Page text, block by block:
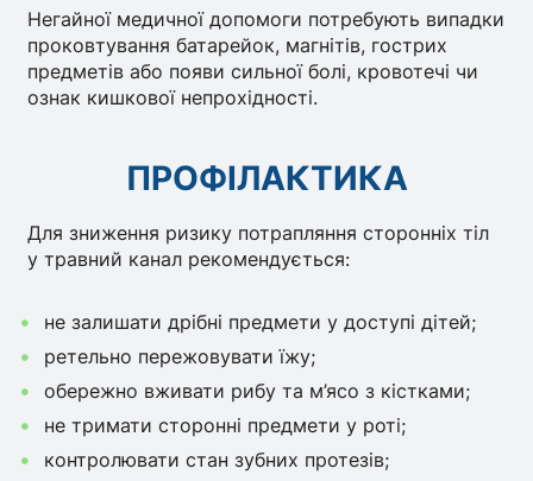
Негайної медичної допомоги потребують випадки
проковтування батарейок, магнітів, гострих
предметів або появи сильної болі, кровотечі чи
ознак кишкової непрохідності.
ПРОФІЛАКТИКА
Для зниження ризику потрапляння сторонніх тіл
у травний канал рекомендується:
не залишати дрібні предмети у доступі дітей;
ретельно пережовувати їжу;
обережно вживати рибу та м’ясо з кістками;
не тримати сторонні предмети у роті;
контролювати стан зубних протезів;